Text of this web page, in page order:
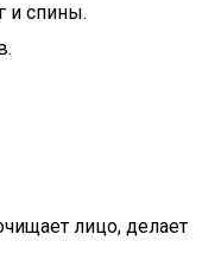
и спины.
лицо, делает